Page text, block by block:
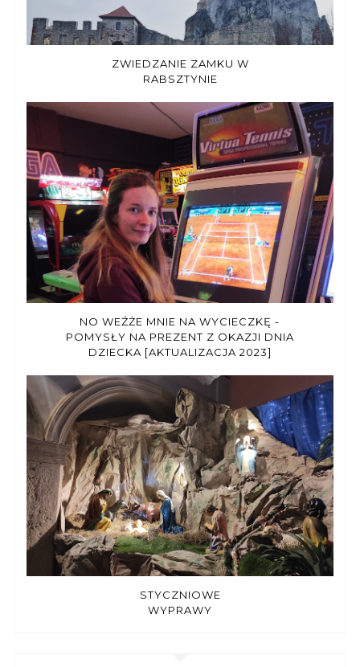
ZWIEDZANIE ZAMKU W
RABSZTYNIE
NO WEŹŻE MNIE NA WYCIECZKĘ -
POMYSŁY NA PREZENT Z OKAZJI DNIA
DZIECKA [AKTUALIZACJA 2023]
STYCZNIOWE
WYPRAWY